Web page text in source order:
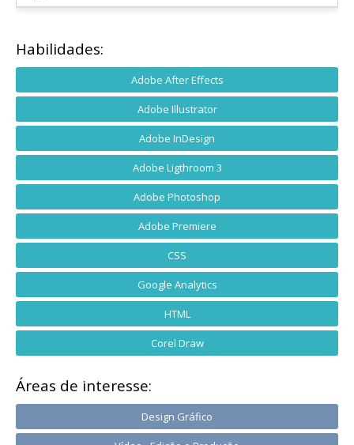
Habilidades:
Adobe After Effects
Adobe Illustrator
Adobe InDesign
Adobe Ligthroom 3
Adobe Photoshop
Adobe Premiere
CSS
Google Analytics
HTML
Corel Draw
Áreas de interesse:
Design Gráfico